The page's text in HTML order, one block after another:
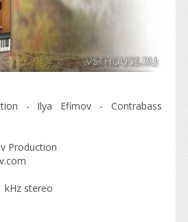
- Ilya Efimov - Contrabass
Production
kHz stereo